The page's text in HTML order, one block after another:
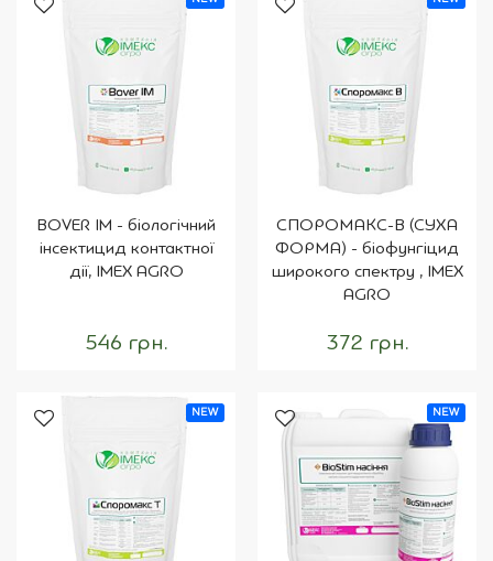
BOVER IM - біологічний
інсектицид контактної
дії, IMEX AGRO
546 грн.
СПОРОМАКС-В (СУХА
ФОРМА) - біофунгіцид
широкого спектру , IMEX
AGRO
372 грн.
NEW NEW